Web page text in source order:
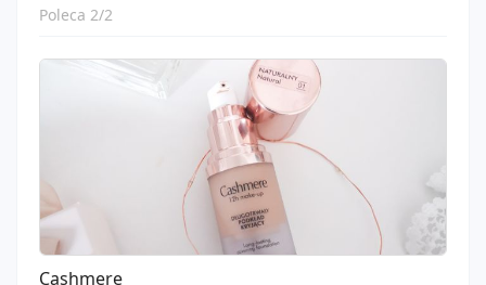
Poleca 2/2
Cashmere